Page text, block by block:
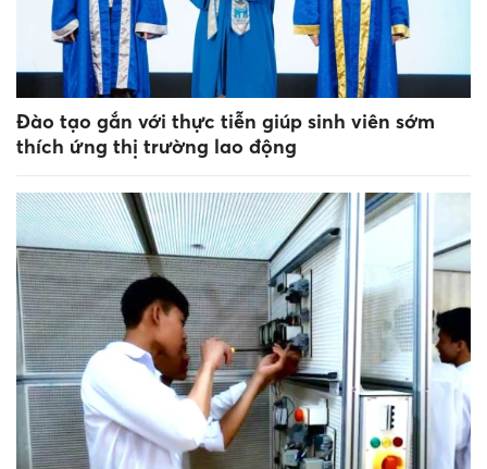
Đào tạo gắn với thực tiễn giúp sinh viên sớm
thích ứng thị trường lao động